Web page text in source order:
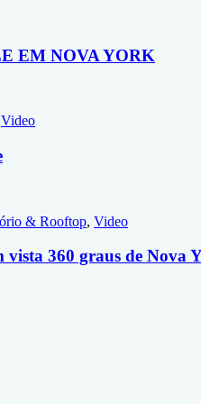
EM NOVA YORK
Video
& Rooftop, Video
360 graus de Nova